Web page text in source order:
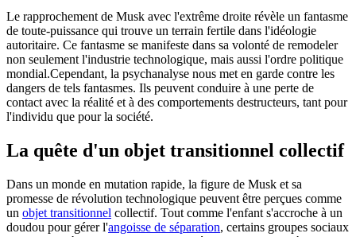
Le rapprochement de Musk avec l'extrême droite révèle un fantasme
de toute-puissance qui trouve un terrain fertile dans l'idéologie
autoritaire. Ce fantasme se manifeste dans sa volonté de remodeler
non seulement l'industrie technologique, mais aussi l'ordre politique
mondial.Cependant, la psychanalyse nous met en garde contre les
dangers de tels fantasmes. Ils peuvent conduire à une perte de
contact avec la réalité et à des comportements destructeurs, tant pour
l'individu que pour la société.
La quête d'un objet transitionnel collectif
Dans un monde en mutation rapide, la figure de Musk et sa
promesse de révolution technologique peuvent être perçues comme
un objet transitionnel collectif. Tout comme l'enfant s'accroche à un
doudou pour gérer l'angoisse de séparation, certains groupes sociaux